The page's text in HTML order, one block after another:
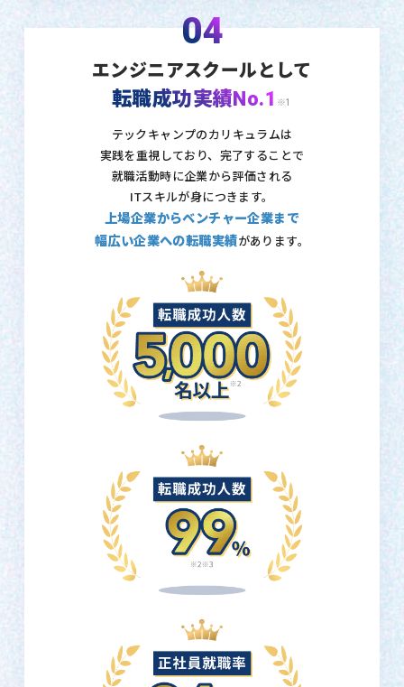
04
エンジニアスクールとして
転職成功実績No.1 ※1
テックキャンプのカリキュラムは
実践を重視しており、 完了することで
就職活動時に企業から評価される
ITスキルが身につきます。
上場企業からベンチャー企業まで
幅広い企業への転職実績があります。